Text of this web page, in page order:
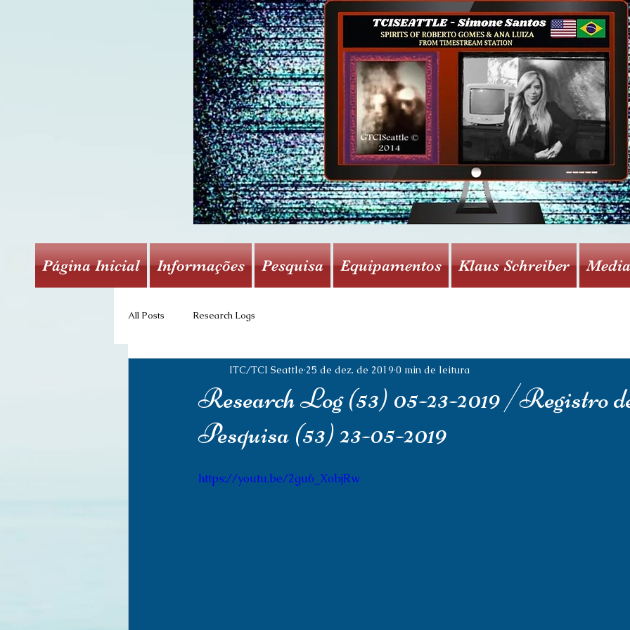
Página Inicial Informações Pesquisa Equipamentos Klaus Schreiber Media
All Posts Research Logs
Research Log (53) 05-23-2019 /Registro
Pesquisa (53) 23-05-2019
ITC/TCI Seattle 25 de dez. de 2019 0 min de leitura
https://youtu.be/2gu6_XobjRw